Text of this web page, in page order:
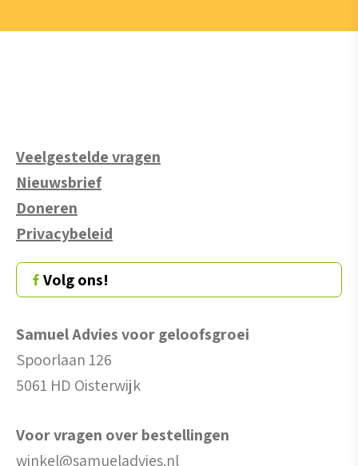
Veelgestelde vragen
Nieuwsbrief
Doneren
Privacybeleid
Volg ons!
Samuel Advies voor geloofsgroei
Spoorlaan 126
5061 HD Oisterwijk
Voor vragen over bestellingen
winkel@samueladvies.nl